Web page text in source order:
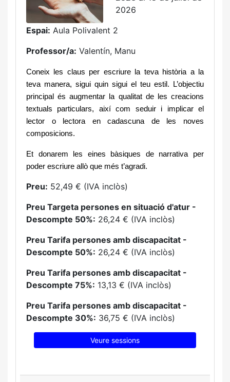
2026
Espai: Aula Polivalent 2
Professor/a: Valentín, Manu
Coneix les claus per escriure la teva història a la
teva manera, sigui quin sigui el teu estil. L’objectiu
principal és augmentar la qualitat de les creacions
textuals particulars, així com seduir i implicar el
lector o lectora en cadascuna de les noves
composicions.
Et donarem les eines bàsiques de narrativa per
poder escriure allò que més t’agradi.
Preu: 52,49 € (IVA inclòs)
Preu Targeta persones en situació d'atur -
Descompte 50%: 26,24 € (IVA inclòs)
Preu Tarifa persones amb discapacitat -
Descompte 50%: 26,24 € (IVA inclòs)
Preu Tarifa persones amb discapacitat -
Descompte 75%: 13,13 € (IVA inclòs)
Preu Tarifa persones amb discapacitat -
Descompte 30%: 36,75 € (IVA inclòs)
Veure sessions